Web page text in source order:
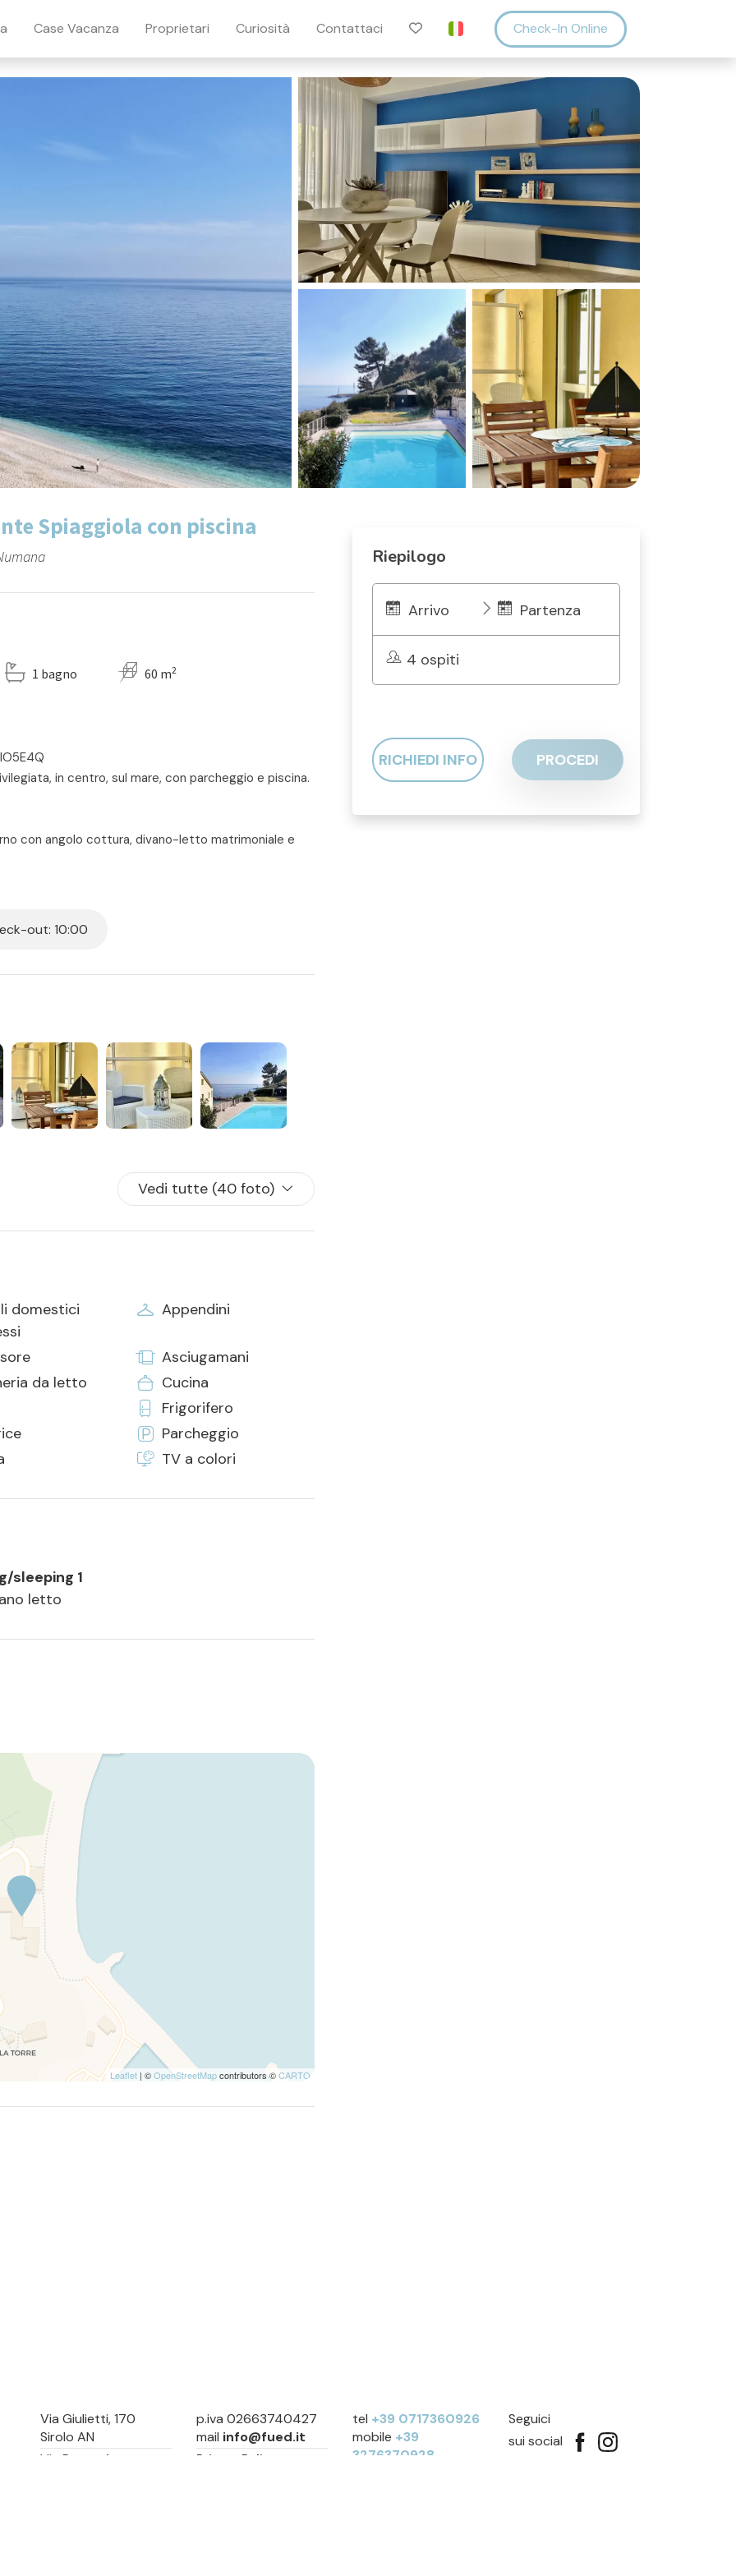
Case Vacanza Proprietari Curiosità Contattaci Check-In Online
Spiaggiola con piscina
1 bagno 60 m2
in centro, sul mare, con parcheggio e piscina.
con angolo cottura, divano-letto matrimoniale e
privato e riservato. Piscina condominiale vista
per tutti i posti letto presenti in casa
out: 10:00
Vedi tutte (40 foto)
domestici
Appendini
Asciugamani
da letto
Cucina
Frigorifero
Parcheggio
TV a colori
sleeping 1
letto
Leaflet | ©OpenStreetMapcontributors ©CARTO
Riepilogo
Arrivo Partenza
4 ospiti
RICHIEDI INFO PROCEDI
Via Giulietti, 170
Sirolo AN
Via Roma, 4
p.iva 02663740427
mail info@fued.it
Privacy Policy
tel +39 0717360926
mobile +39
3276370928
Seguici
sui social